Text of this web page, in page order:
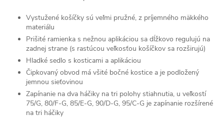
Vystužené košíčky sú veľmi pružné, z príjemného mäkkého
materiálu
Prišité ramienka s nežnou aplikáciou sa dĺžkovo regulujú na
zadnej strane (s rastúcou veľkosťou košíčkov sa rozširujú)
Hladké sedlo s kosticami a aplikáciou
Čipkovaný obvod má všité bočné kostice a je podložený
jemnou sieťovinou
Zapínanie na dva háčiky na tri polohy stiahnutia, u veľkostí
75/G, 80/F-G, 85/E-G, 90/D-G, 95/C-G je zapínanie rozšírené
na tri háčiky